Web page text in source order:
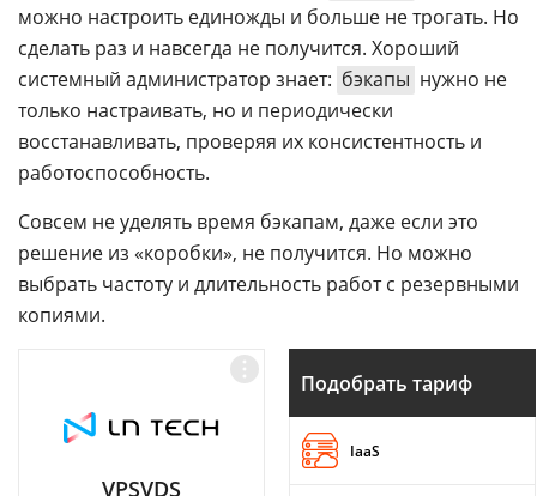
можно настроить единожды и больше не трогать. Но
сделать раз и навсегда не получится. Хороший
системный администратор знает: бэкапы нужно не
только настраивать, но и периодически
восстанавливать, проверяя их консистентность и
работоспособность.
Совсем не уделять время бэкапам, даже если это
решение из «коробки», не получится. Но можно
выбрать частоту и длительность работ с резервными
копиями.
VPSVDS
Подобрать тариф
IaaS